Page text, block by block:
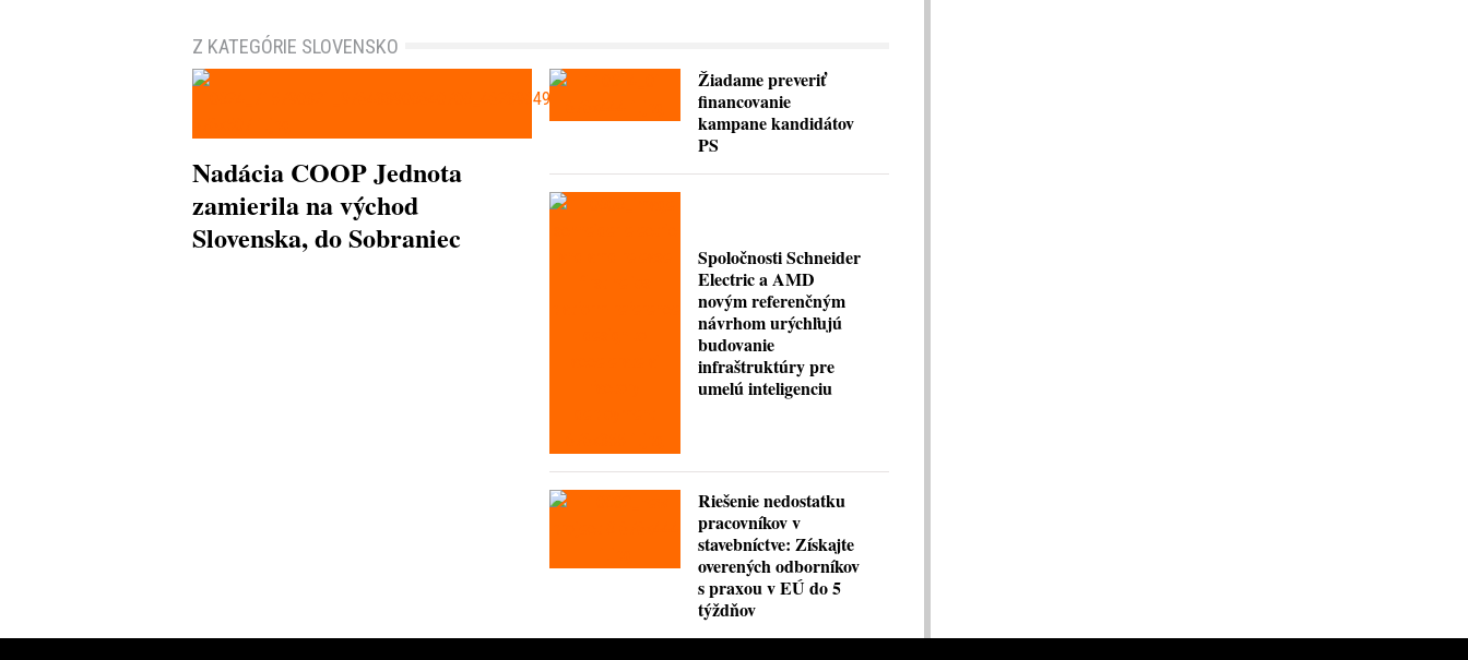
Z KATEGÓRIE SLOVENSKO
Nadácia COOP Jednota
zamierila na východ
Slovenska, do Sobraniec
Žiadame preveriť
financovanie
kampane kandidátov
PS
Spoločnosti Schneider
Electric a AMD
novým referenčným
návrhom urýchľujú
budovanie
infraštruktúry pre
umelú inteligenciu
Riešenie nedostatku
pracovníkov v
stavebníctve: Získajte
overených odborníkov
s praxou v EÚ do 5
týždňov